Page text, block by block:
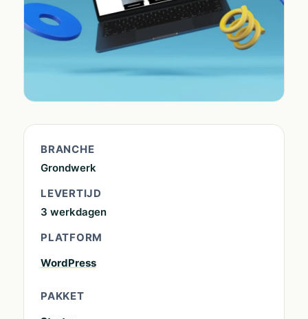
BRANCHE
Grondwerk
LEVERTIJD
3 werkdagen
PLATFORM
WordPress
PAKKET